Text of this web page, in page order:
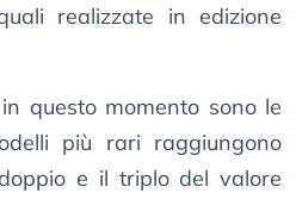
realizzate in edizione
questo momento sono le
più rari raggiungono
e il triplo del valore